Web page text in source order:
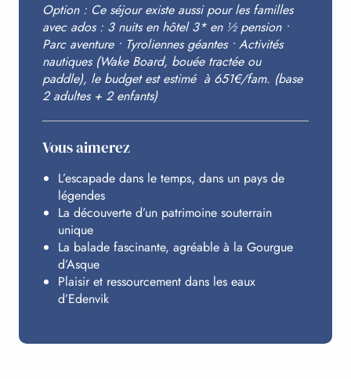
BUDGET
Option : Ce séjour existe aussi pour les familles
avec ados : 3 nuits en hôtel 3* en ½ pension •
Parc aventure • Tyroliennes géantes • Activités
nautiques (Wake Board, bouée tractée ou
paddle), le budget est estimé à 651€/fam. (base
2 adultes + 2 enfants)
Vous aimerez
L’escapade dans le temps, dans un pays de
légendes
La découverte d’un patrimoine souterrain
unique
La balade fascinante, agréable à la Gourgue
d’Asque
Plaisir et ressourcement dans les eaux
d’Edenvik